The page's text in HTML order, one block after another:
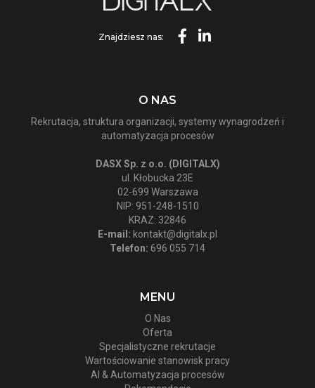
Znajdziesz nas:
O NAS
Rekrutacja, struktura organizacji, systemy wynagrodzeń i
automatyzacja procesów
DASX Sp. z o.o. (DIGITALX)
ul. Kłobucka 23E
02-699 Warszawa
NIP: 951-248-1510
KRAZ: 32846
E-mail: kontakt@digitalx.pl
Telefon: 696 055 714
MENU
O Nas
Oferta
Specjalistyczne rekrutacje
Wartościowanie stanowisk pracy
AI & Automatyzacja procesów